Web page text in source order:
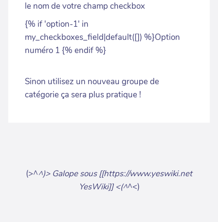
le nom de votre champ checkbox
{% if 'option-1' in
my_checkboxes_field|default([]) %}Option
numéro 1 {% endif %}
Sinon utilisez un nouveau groupe de
catégorie ça sera plus pratique !
(>^^)> Galope sous [[https://www.yeswiki.net
YesWiki]] <(^^<)